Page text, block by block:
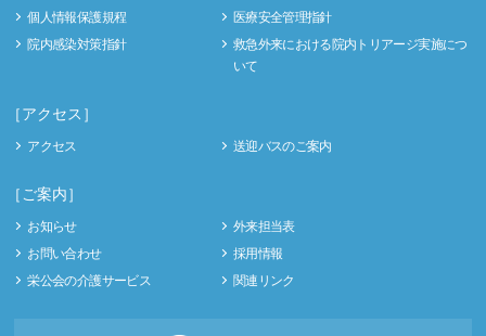
個人情報保護規程
医療安全管理指針
院内感染対策指針
救急外来における院内トリアージ実施につ
いて
［アクセス］
アクセス 送迎バスのご案内
［ご案内］
お知らせ
外来担当表
お問い合わせ
採用情報
栄公会の介護サービス
関連リンク